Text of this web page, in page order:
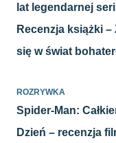
lat legendarnej
Recenzja książki –
się w świat
ROZRYWKA
Spider-Man:
Dzień – recenzja